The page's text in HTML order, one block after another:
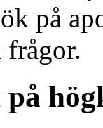
på
frågor.